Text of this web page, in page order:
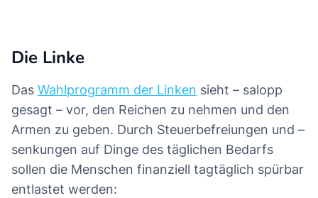
Die Linke
Das Wahlprogramm der Linken sieht – salopp
gesagt – vor, den Reichen zu nehmen und den
Armen zu geben. Durch Steuerbefreiungen und –
senkungen auf Dinge des täglichen Bedarfs
sollen die Menschen finanziell tagtäglich spürbar
entlastet werden: